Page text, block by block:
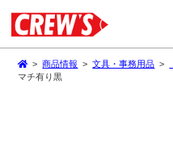
>商品情報 >文具・事務用品 >
マチ有り黒